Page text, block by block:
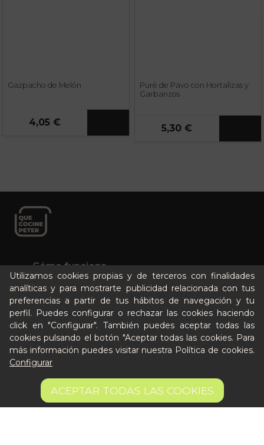
5,50 € AÑADIR A LA CESTA
Gazpacho de Melón
4,05 €
Puré de Pavo con Hortalizas y
Garbanzos
5,30 €
Utilizamos cookies propias y de terceros con finalidades
analíticas y para mostrarte publicidad relacionada con tus
preferencias a partir de tus hábitos de navegación y tu
perfil. Puedes configurar o rechazar las cookies haciendo
click en "Configurar". También puedes aceptar todas las
cookies pulsando el botón "Aceptar todas las cookies. Para
más información puedes visitar nuestra Política de cookies.
Configurar
ACEPTAR TODAS LAS COOKIES
Cómo funciona
Nuestros planes
Casos de éxito
Soy un particular
Quién es Peter
Recursos / Blog
Llámanos al 644 52 51 02
Escríbenos al Whatsapp